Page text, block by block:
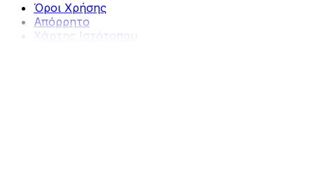
Όροι Χρήσης
Απόρρητο
Χάρτης Ιστότοπου